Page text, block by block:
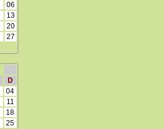
06
13
20
27
D
04
11
18
25